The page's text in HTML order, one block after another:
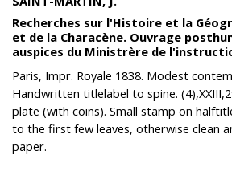
Recherches sur l'Histoire et la
et de la Characène. Ouvrage
auspices du Ministrère de
Paris, Impr. Royale 1838. Modest
Handwritten titlelabel to spine.
plate (with coins). Small stamp on
to the first few leaves, otherwise clean
paper.